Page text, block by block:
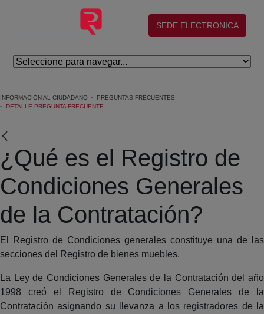
Saltar al contenido principal
(abre en nueva ventana)
SEDE ELECTRONICA
INFORMACIÓN AL CIUDADANO
PREGUNTAS FRECUENTES
DETALLE PREGUNTA FRECUENTE
¿Qué es el Registro de
Condiciones Generales
de la Contratación?
El Registro de Condiciones generales constituye una de las
secciones del Registro de bienes muebles.
La Ley de Condiciones Generales de la Contratación del año
1998 creó el Registro de Condiciones Generales de la
Contratación asignando su llevanza a los registradores de la